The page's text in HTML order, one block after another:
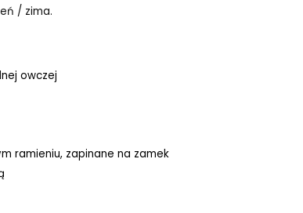
/ zima.
owczej
ramieniu, zapinane na zamek